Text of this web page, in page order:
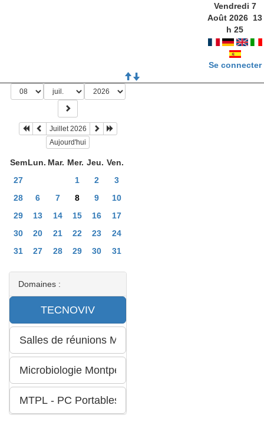
Vendredi 7
Août 2026 13
h25
Se connecter
Juillet 2026
Aujourd'hui
SemLun. Mar. Mer. Jeu. Ven.
27
1 2
3
28
6 7 8 9
10
29
13 14 15 16
17
30
20 21 22 23
24
31
27 28 29 30 31
Domaines :